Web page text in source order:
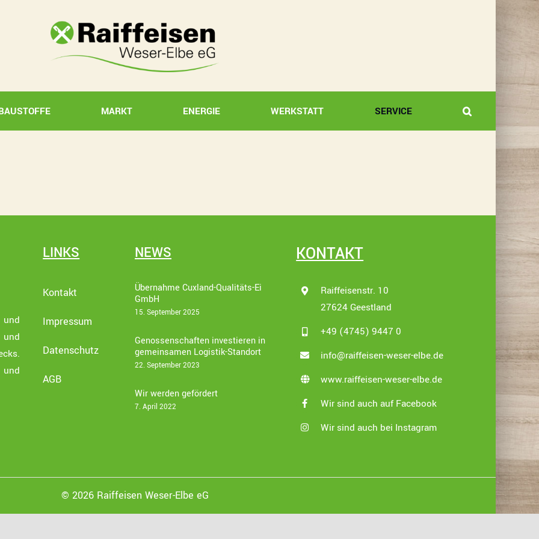
MARKT ENERGIE WERKSTATT SERVICE
und
LINKS
Kontakt
Impressum
Datenschutz
AGB
NEWS
Übernahme Cuxland-Qualitäts-Ei
GmbH
15. September 2025
Genossenschaften investieren in
gemeinsamen Logistik-Standort
22. September 2023
Wir werden gefördert
7. April 2022
KONTAKT
Raiffeisenstr. 10
27624 Geestland
+49 (4745) 9447 0
info@raiffeisen-weser-elbe.de
www.raiffeisen-weser-elbe.de
Wir sind auch auf Facebook
Wir sind auch bei Instagram
© 2026 Raiffeisen Weser-Elbe eG